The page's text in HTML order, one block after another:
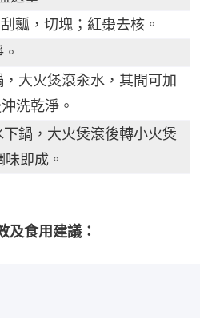
瓤，切塊；紅棗去核。
大火煲滾汆水，其間可加
洗乾淨。
鍋，大火煲滾後轉小火煲
即成。
及食用建議：